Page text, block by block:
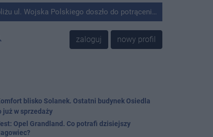
doszło do potrącenia mężczyzny przez kierującego Mercedesem.
zaloguj nowy profil
blisko Solanek. Ostatni budynek Osiedla
już w sprzedaży
Opel Grandland. Co potrafi dzisiejszy